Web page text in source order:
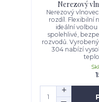
Nerezový
Nerezový
rozdíl. Flexibilní
ideální volbou
spolehlivé,
rozvodů.
304 nabízí